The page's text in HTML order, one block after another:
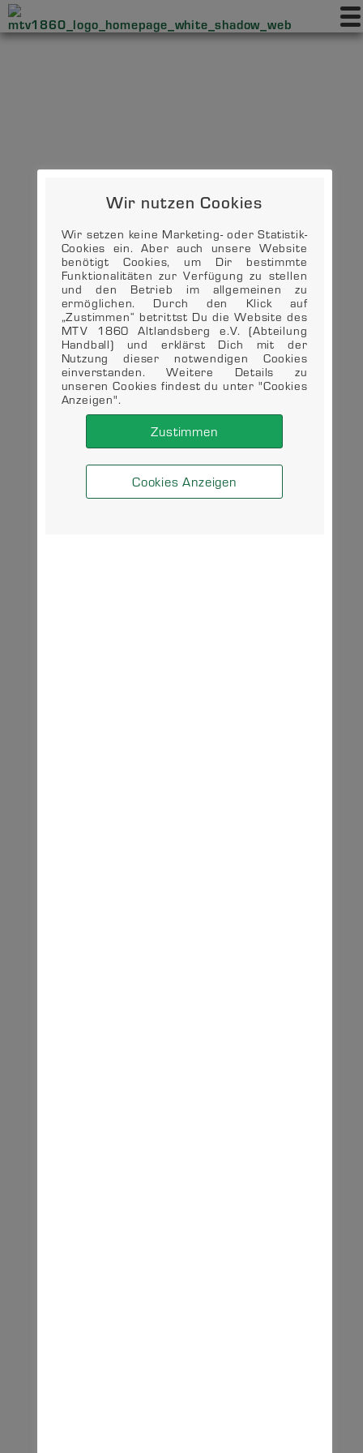
Wir nutzen Cookies
Wir setzen keine Marketing- oder Statistik-
Cookies ein. Aber auch unsere Website
benötigt Cookies, um Dir bestimmte
Funktionalitäten zur Verfügung zu stellen
und den Betrieb im allgemeinen zu
ermöglichen. Durch den Klick auf
„Zustimmen“ betrittst Du die Website des
MTV 1860 Altlandsberg e.V. (Abteilung
Handball) und erklärst Dich mit der
Nutzung dieser notwendigen Cookies
einverstanden. Weitere Details zu
unseren Cookies findest du unter "Cookies
Anzeigen".
Cookies Anzeigen
Zustimmen